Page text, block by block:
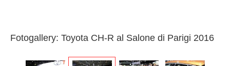
Fotogallery: Toyota CH-R al Salone di Parigi 2016